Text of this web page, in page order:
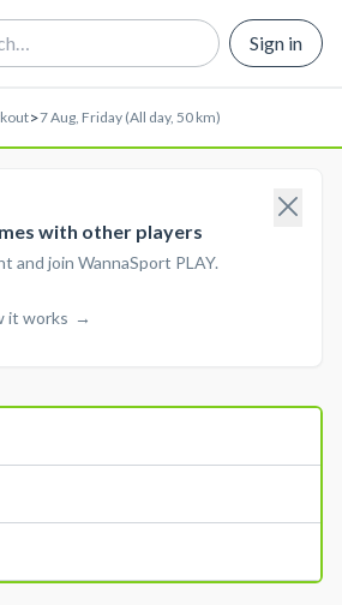
Sign in
>7 Aug, Friday (All day, 50 km)
with other players
and join WannaSport PLAY.
it works →